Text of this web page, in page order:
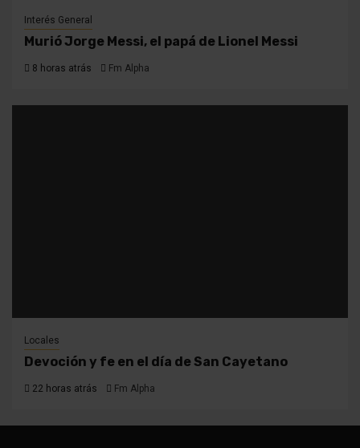
Interés General
Murió Jorge Messi, el papá de Lionel Messi
8 horas atrás Fm Alpha
Locales
Devoción y fe en el día de San Cayetano
22 horas atrás Fm Alpha